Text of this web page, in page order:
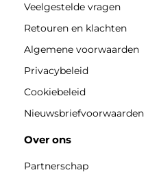
Veelgestelde vragen
Retouren en klachten
Algemene voorwaarden
Privacybeleid
Cookiebeleid
Nieuwsbriefvoorwaarden
Over ons
Partnerschap